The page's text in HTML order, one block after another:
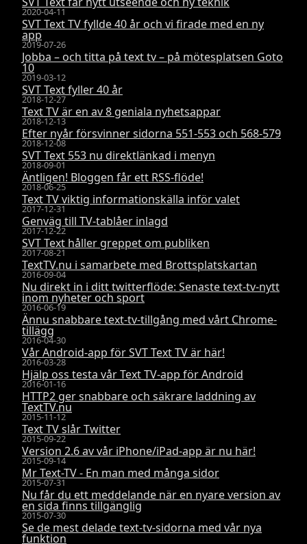
2020-04-11
SVT Text TV fyllde 40 år och vi firade med en ny
app
2019-07-26
Jobba – och titta på text tv – på mötesplatsen Goto
10
2019-03-12
SVT Text fyller 40 år
2018-12-27
Text TV är en av 8 geniala nyhetsappar
2018-12-13
Efter nyår försvinner sidorna 551-553 och 568-579
2018-12-08
SVT Text 553 nu direktlänkad i menyn
2018-09-01
Äntligen! Bloggen får ett RSS-flöde!
2018-06-25
Text TV viktig informationskälla inför valet
2017-12-31
Genväg till TV-tablåer inlagd
2017-12-22
SVT Text håller greppet om publiken
2017-08-21
TextTV.nu i samarbete med Brottsplatskartan
2016-09-04
Nu direkt in i ditt twitterflöde: Senaste text-tv-nytt
inom nyheter och sport
2016-06-19
Ännu snabbare text-tv-tillgång med vårt Chrome-
tillägg
2016-04-30
Vår Android-app för SVT Text TV är här!
2016-03-28
Hjälp oss testa vår Text TV-app för Android
2016-01-16
HTTP2 ger snabbare och säkrare laddning av
TextTV.nu
2015-11-12
Text TV slår Twitter
2015-09-22
Version 2.6 av vår iPhone/iPad-app är nu här!
2015-09-14
Mr Text-TV - En man med många sidor
2015-07-31
Nu får du ett meddelande när en nyare version av
en sida finns tillgänglig
2015-07-30
Se de mest delade text-tv-sidorna med vår nya
funktion